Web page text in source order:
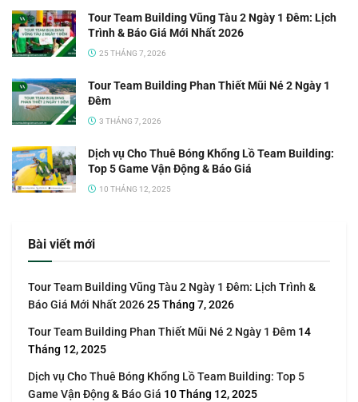
Tour Team Building Vũng Tàu 2 Ngày 1 Đêm: Lịch
Trình & Báo Giá Mới Nhất 2026
25 THÁNG 7, 2026
Tour Team Building Phan Thiết Mũi Né 2 Ngày 1
Đêm
3 THÁNG 7, 2026
Dịch vụ Cho Thuê Bóng Khổng Lồ Team Building:
Top 5 Game Vận Động & Báo Giá
10 THÁNG 12, 2025
Bài viết mới
Tour Team Building Vũng Tàu 2 Ngày 1 Đêm: Lịch Trình &
Báo Giá Mới Nhất 202625 Tháng 7, 2026
Tour Team Building Phan Thiết Mũi Né 2 Ngày 1 Đêm 14
Tháng 12, 2025
Dịch vụ Cho Thuê Bóng Khổng Lồ Team Building: Top 5
Game Vận Động & Báo Giá 10 Tháng 12, 2025